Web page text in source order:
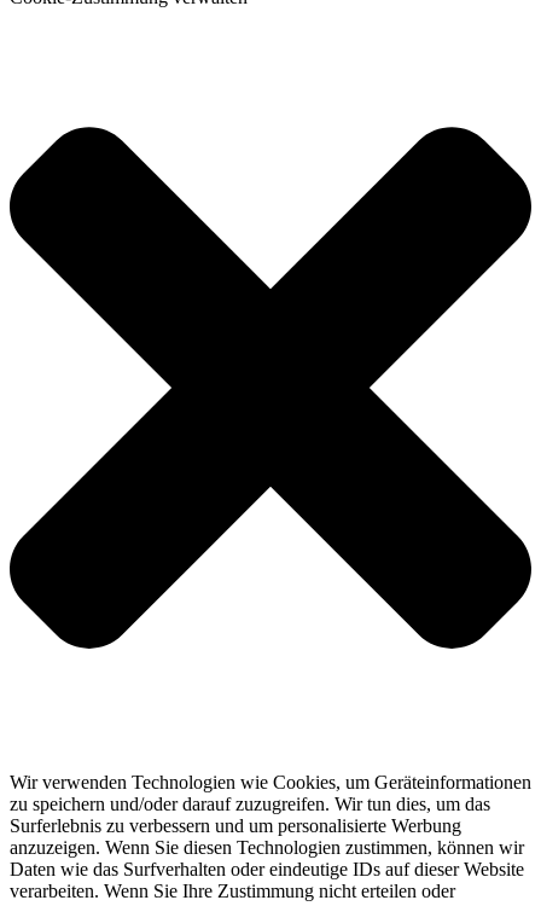
Wir verwenden Technologien wie Cookies, um Geräteinformationen
zu speichern und/oder darauf zuzugreifen. Wir tun dies, um das
Surferlebnis zu verbessern und um personalisierte Werbung
anzuzeigen. Wenn Sie diesen Technologien zustimmen, können wir
Daten wie das Surfverhalten oder eindeutige IDs auf dieser Website
verarbeiten. Wenn Sie Ihre Zustimmung nicht erteilen oder